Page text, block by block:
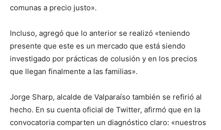
comunas a precio justo».
Incluso, agregó que lo anterior se realizó «teniendo
presente que este es un mercado que está siendo
investigado por prácticas de colusión y en los precios
que llegan finalmente a las familias».
Jorge Sharp, alcalde de Valparaíso también se refirió al
hecho. En su cuenta oficial de Twitter, afirmó que en la
convocatoria comparten un diagnóstico claro: «nuestros